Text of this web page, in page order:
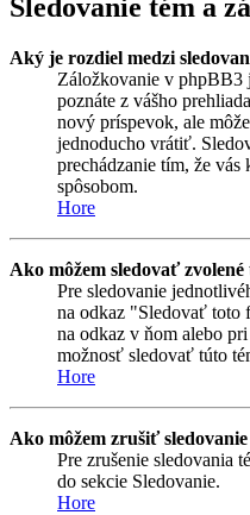
Sledovanie tém a
Aký je rozdiel medzi
Záložkovanie v phpBB3
poznáte z vášho
nový príspevok, ale
jednoducho vrátiť.
prechádzanie tím, že
spôsobom.
Hore
Ako môžem sledovať
Pre sledovanie
na odkaz "Sledovať toto
na odkaz v ňom alebo
možnosť sledovať túto
Hore
Ako môžem zrušiť sledovanie
Pre zrušenie sledovania
do sekcie Sledovanie.
Hore